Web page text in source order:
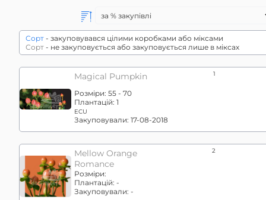
Сорт - закуповувався цілими коробками або міксами
Сорт - не закуповується або закуповується лише в міксах
Magical Pumpkin 1
Розміри: 55 - 70
Плантацій: 1
ECU
Закуповували: 17-08-2018
Mellow Orange
Romance
2
Розміри:
Плантацій: -
Закуповували: -